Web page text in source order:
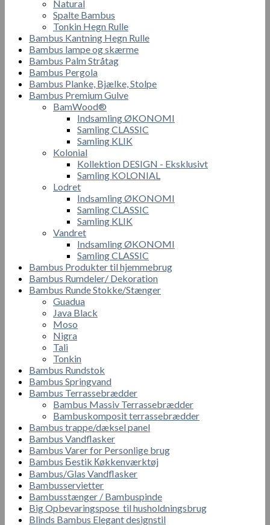
Natural
Spalte Bambus
Tonkin Hegn Rulle
Bambus Kantning Hegn Rulle
Bambus lampe og skærme
Bambus Palm Stråtag
Bambus Pergola
Bambus Planke, Bjælke, Stolpe
Bambus Premium Gulve
BamWood®
Indsamling ØKONOMI
Samling CLASSIC
Samling KLIK
Kolonial
Kollektion DESIGN - Eksklusivt
Samling KOLONIAL
Lodret
Indsamling ØKONOMI
Samling CLASSIC
Samling KLIK
Vandret
Indsamling ØKONOMI
Samling CLASSIC
Bambus Produkter til hjemmebrug
Bambus Rumdeler/ Dekoration
Bambus Runde Stokke/Stænger
Guadua
Java Black
Moso
Nigra
Tali
Tonkin
Bambus Rundstok
Bambus Springvand
Bambus Terrassebrædder
Bambus Massiv Terrassebrædder
Bambuskomposit terrassebrædder
Bambus trappe/dæksel panel
Bambus Vandflasker
Bambus Varer for Personlige brug
Bambus Бestik Кøkkenværktøj
Bambus/Glas Vandflasker
Bambusservietter
Bambusstænger / Bambuspinde
Big Opbevaringspose til husholdningsbrug
Blinds Bambus Elegant designstil